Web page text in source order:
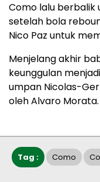
Como lalu berbalik
setelah bola
Nico Paz untuk
Menjelang akhir
keunggulan
umpan Nicolas-
oleh Alvaro Morata.
Tag : Como